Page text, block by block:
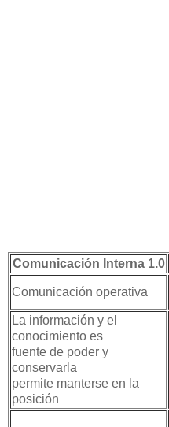
Comunicación Interna 1.0
Comunicación operativa
La información y el
conocimiento es
fuente de poder y
conservarla
permite manterse en la
posición